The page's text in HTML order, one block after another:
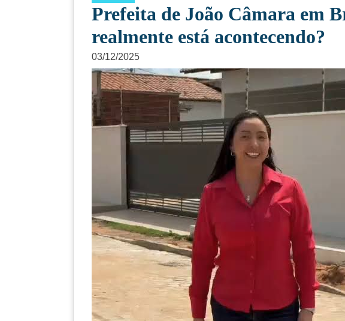
Prefeita de João Câmara em
realmente está acontecendo?
03/12/2025